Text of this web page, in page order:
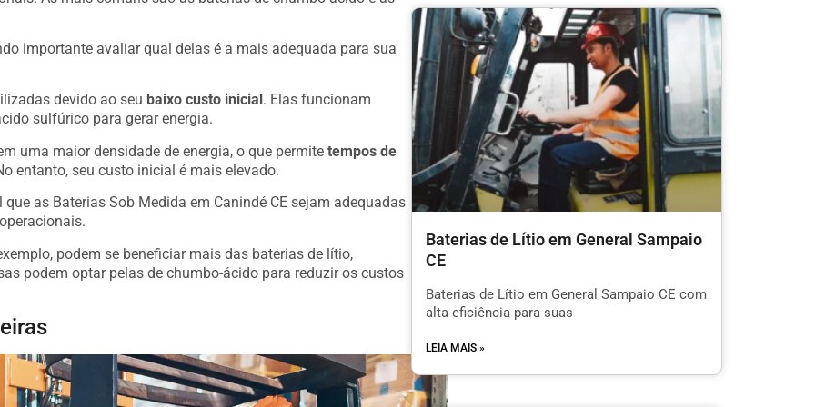
importante avaliar qual delas é a mais adequada para sua
devido ao seu baixo custo inicial . Elas funcionam
sulfúrico para gerar energia.
uma maior densidade de energia, o que permite tempos de
entanto, seu custo inicial é mais elevado.
as Baterias Sob Medida em Canindé CE sejam adequadas
podem se beneficiar mais das baterias de lítio,
podem optar pelas de chumbo-ácido para reduzir os custos
Baterias de Lítio em General Sampaio
CE
Baterias de Lítio em General Sampaio CE com
alta eficiência para suas
LEIA MAIS »